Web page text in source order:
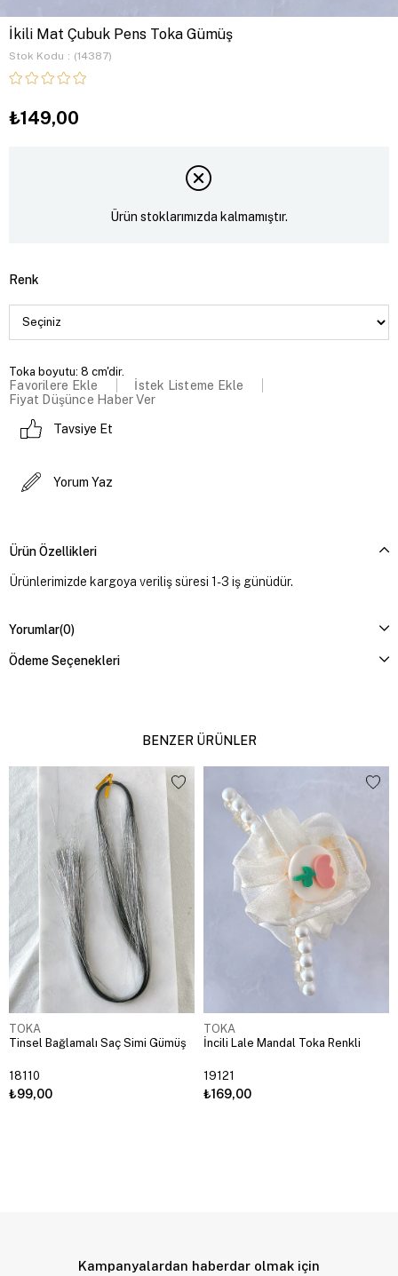
İkili Mat Çubuk Pens Toka Gümüş
Stok Kodu (14387)
₺149,00
Ürün stoklarımızda kalmamıştır.
Renk
Toka boyutu: 8 cm'dir.
Favorilere Ekle
İstek Listeme Ekle
Fiyat Düşünce Haber Ver
Tavsiye Et
Yorum Yaz
Ürün Özellikleri
Ürünlerimizde kargoya veriliş süresi 1-3 iş günüdür.
Yorumlar(0)
Ödeme Seçenekleri
BENZER ÜRÜNLER
TOKA
Tinsel Bağlamalı Saç Simi Gümüş
18110
₺99,00
TOKA
İncili Lale Mandal Toka Renkli
19121
₺169,00
Kampanyalardan haberdar olmak için